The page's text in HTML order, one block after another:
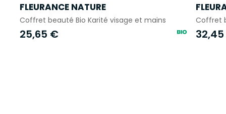
FLEURANCE NATURE
Coffret beauté Bio Karité visage et mains
25,65 €
Coffret